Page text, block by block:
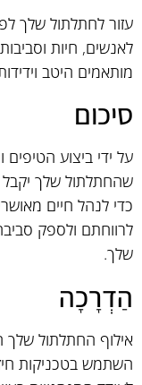
עזור לחתלתול שלך
לאנשים, חיות
מותאמים היטב
סיכום
על ידי ביצוע
שהחתלתול שלך
כדי לנהל חיים
לרווחתם ולספק
שלך.
הַדְרָכָה
אילוף החתלתול שלך
השתמש בטכניקות